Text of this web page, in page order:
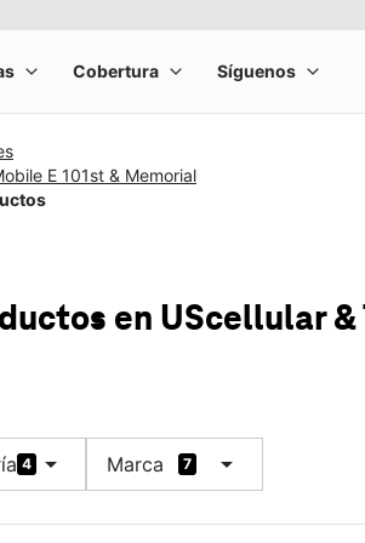
E 101st & Memorial
en UScellular
4 arrow_drop_down Marca 7 arrow_drop_down